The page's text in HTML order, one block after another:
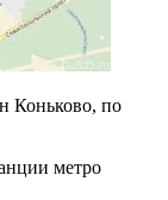
Коньково, по
метро